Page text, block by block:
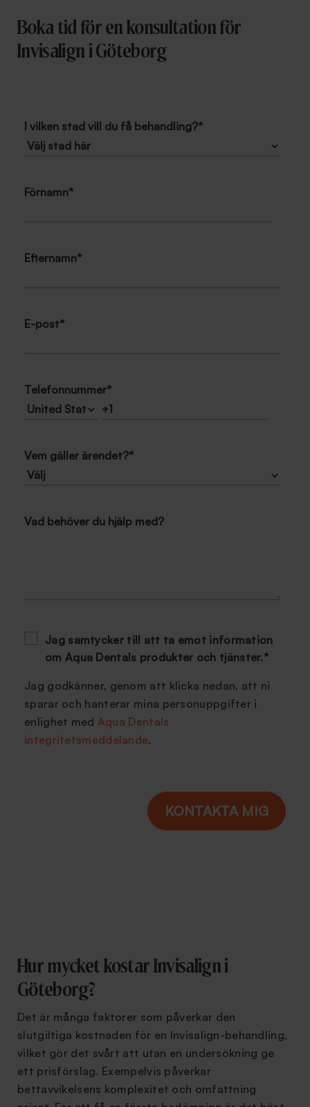
Boka tid för en konsultation för
Invisalign i Göteborg
I vilken stad vill du få behandling?*
Förnamn*
Efternamn*
E-post*
Telefonnummer*
Vem gäller ärendet?*
Vad behöver du hjälp med?
Jag samtycker till att ta emot information
om Aqua Dentals produkter och tjänster.*
Jag godkänner, genom att klicka nedan, att ni
sparar och hanterar mina personuppgifter i
enlighet med Aqua Dentals
integritetsmeddelande.
Hur mycket kostar Invisalign i
Göteborg?
Det är många faktorer som påverkar den
slutgiltiga kostnaden för en Invisalign-behandling,
vilket gör det svårt att utan en undersökning ge
ett prisförslag. Exempelvis påverkar
bettavvikelsens komplexitet och omfattning